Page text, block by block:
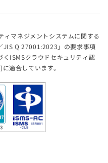
ィマネジメントシステムに関する
Q 27001:2023」の要求事項
ISMSクラウドセキュリティ認
適合しています。